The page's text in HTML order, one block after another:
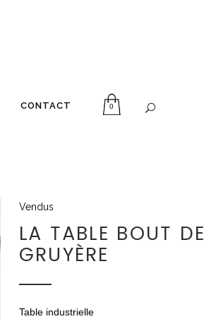
CONTACT 0
Vendus
LA TABLE BOUT DE
GRUYÈRE
Table industrielle